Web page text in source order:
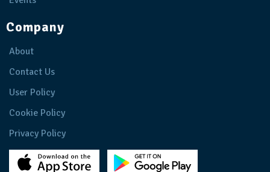
Company
About
Contact Us
User Policy
Cookie Policy
Privacy Policy